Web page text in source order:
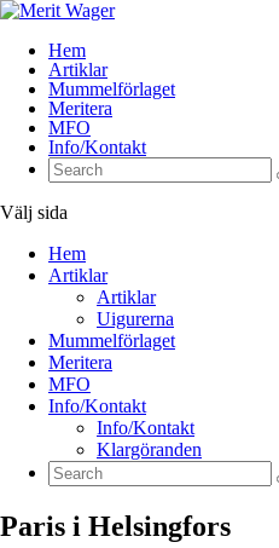
Hem
Artiklar
Mummelförlaget
Meritera
MFO
Info/Kontakt
Välj sida
Hem
Artiklar
Artiklar
Uigurerna
Mummelförlaget
Meritera
MFO
Info/Kontakt
Info/Kontakt
Klargöranden
Paris i Helsingfors